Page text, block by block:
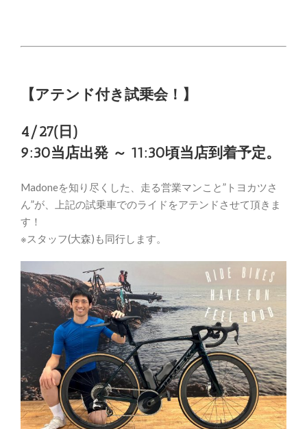
【アテンド付き試乗会！】
4/27(日)
9:30当店出発 ～ 11:30頃当店到着予定。
Madoneを知り尽くした、走る営業マンこと”トヨカツさ
ん”が、上記の試乗車でのライドをアテンドさせて頂きま
す！
※スタッフ(大森)も同行します。